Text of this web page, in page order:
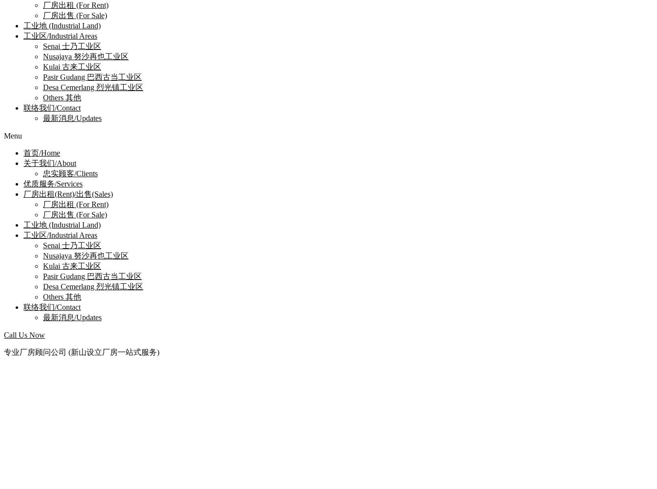
厂房出租 (For Rent)
厂房出售 (For Sale)
工业地 (Industrial Land)
工业区/Industrial Areas
Senai 士乃工业区
Nusajaya 努沙再也工业区
Kulai 古来工业区
Pasir Gudang 巴西古当工业区
Desa Cemerlang 烈光镇工业区
Others 其他
联络我们/Contact
最新消息/Updates
Menu
首页/Home
关于我们/About
忠实顾客/Clients
优质服务/Services
厂房出租(Rent)/出售(Sales)
厂房出租 (For Rent)
厂房出售 (For Sale)
工业地 (Industrial Land)
工业区/Industrial Areas
Senai 士乃工业区
Nusajaya 努沙再也工业区
Kulai 古来工业区
Pasir Gudang 巴西古当工业区
Desa Cemerlang 烈光镇工业区
Others 其他
联络我们/Contact
最新消息/Updates
Call Us Now
专业厂房顾问公司 (新山设立厂房一站式服务)